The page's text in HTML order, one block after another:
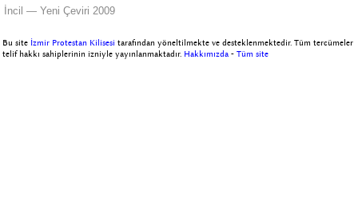
İncil — Yeni Çeviri 2009
Bu site İzmir Protestan Kilisesi tarafından yöneltilmekte ve desteklenmektedir. Tüm tercümeler
telif hakkı sahiplerinin izniyle yayınlanmaktadır. Hakkımızda -Tüm site